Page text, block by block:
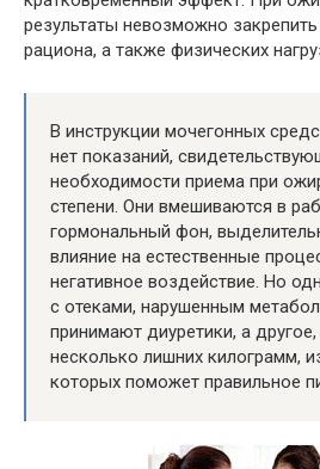
результаты невозможно
рациона, а также физических
В инструкции мочегонных
нет показаний,
необходимости приема при
степени. Они вмешиваются в
гормональный фон,
влияние на естественные
негативное воздействие. Но
с отеками, нарушенным
принимают диуретики, а
несколько лишних килограмм,
которых поможет правильное